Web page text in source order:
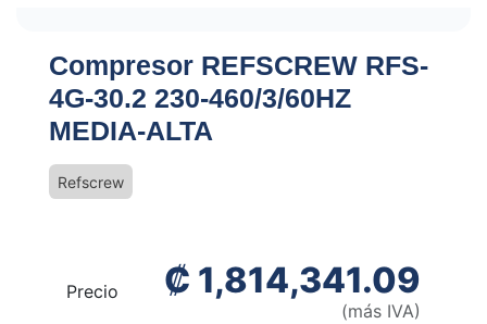
Compresor REFSCREW RFS-
4G-30.2 230-460/3/60HZ
MEDIA-ALTA
Refscrew
Precio ₡ 1,814,341.09
(más IVA)